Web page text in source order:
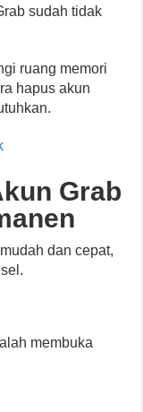
sudah tidak
ruang memori
hapus akun
Grab
dan cepat,
membuka